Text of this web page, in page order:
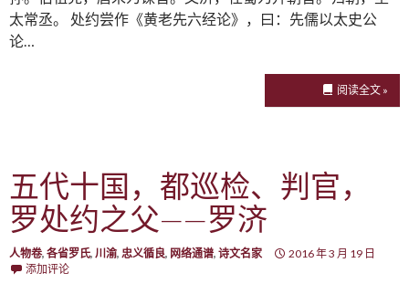
太常丞。 处约尝作《黄老先六经论》，曰：先儒以太史公
论…
阅读全文 »
五代十国，都巡检、判官，
罗处约之父——罗济
人物卷, 各省罗氏, 川渝, 忠义循良, 网络通谱, 诗文名家
2016 年 3 月 19 日
添加评论